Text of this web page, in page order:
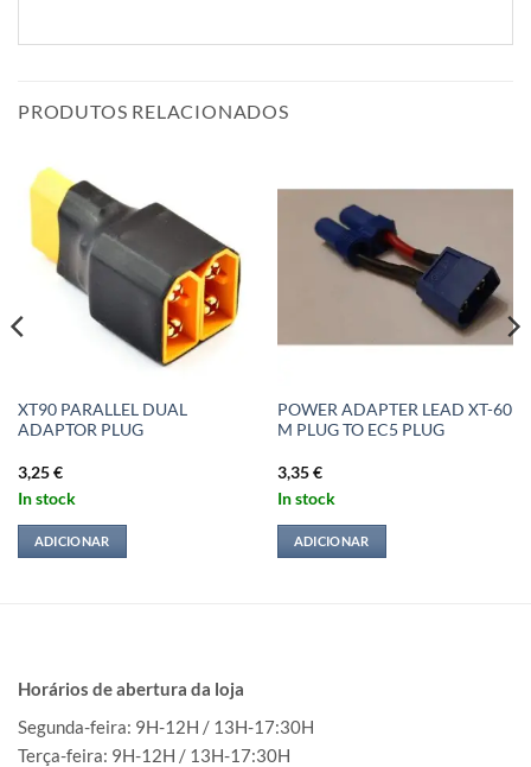
PRODUTOS RELACIONADOS
XT90 PARALLEL DUAL
ADAPTOR PLUG
3,25€
In stock
ADICIONAR
POWER ADAPTER LEAD XT-60
M PLUG TO EC5 PLUG
3,35€
In stock
ADICIONAR
Horários de abertura da loja
Segunda-feira: 9H-12H / 13H-17:30H
Terça-feira: 9H-12H / 13H-17:30H